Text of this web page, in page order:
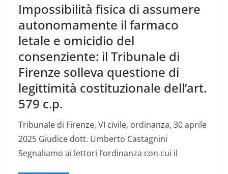
Impossibilità fisica di assumere
autonomamente il farmaco
letale e omicidio del
consenziente: il Tribunale di
Firenze solleva questione di
legittimità costituzionale dell’art.
579 c.p.
Tribunale di Firenze, VI civile, ordinanza, 30 aprile
2025 Giudice dott. Umberto Castagnini
Segnaliamo ai lettori l’ordinanza con cui il